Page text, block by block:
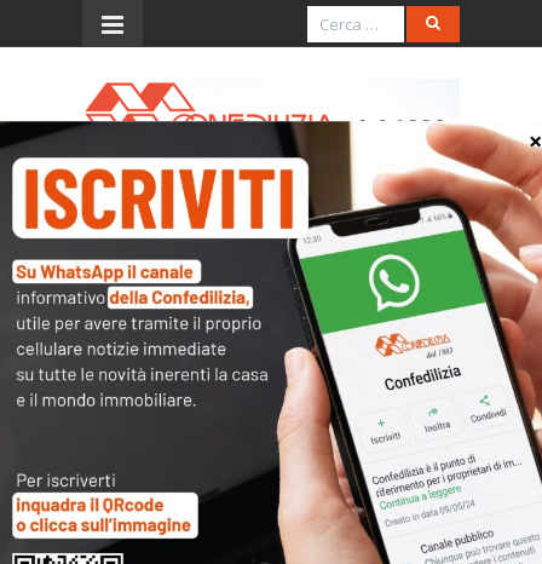
Menu
Audizione Confedilizia al
Parlamento Ue